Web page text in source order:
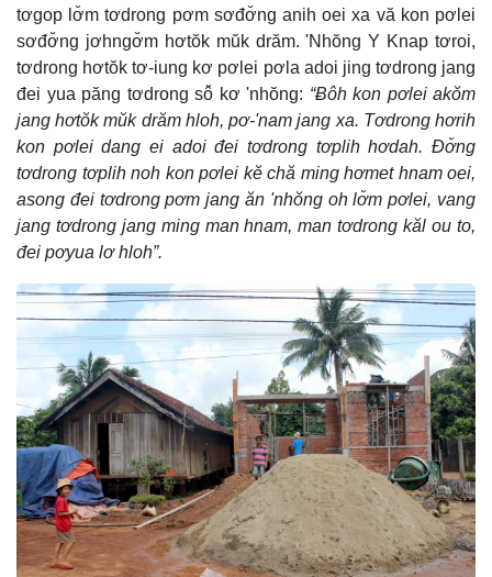
tơgop lơ̆m tơdrong pơm sơđơ̆ng anih oei xa vă kon pơlei
sơđơ̆ng jơhngơ̆m hơtŏk mŭk drăm. 'Nhŏng Y Knap tơroi,
tơdrong hơtŏk tơ-iung kơ pơlei pơla adoi jing tơdrong jang
đei yua păng tơdrong sô̆ kơ 'nhŏng: “Ƀôh kon pơlei akŏm
jang hơtŏk mŭk drăm hloh, pơ-'nam jang xa. Tơdrong hơrih
kon pơlei dang ei adoi đei tơdrong tơplih hơdah. Đơ̆ng
tơdrong tơplih noh kon pơlei kĕ chă ming hơmet hnam oei,
asong đei tơdrong pơm jang ăn 'nhŏng oh lơ̆m pơlei, vang
jang tơdrong jang ming man hnam, man tơdrong kăl ou to,
đei pơyua lơ hloh”.